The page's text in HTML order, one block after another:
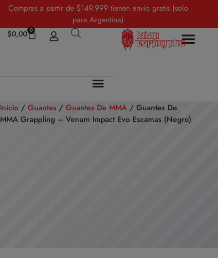
Compras a partir de $149.999 tienen envío gratis (solo
para Argentina)
$0,00 0
Inicio / Guantes / Guantes De MMA / Guantes De
MMA Grappling – Venum Impact Evo Escamas (Negro)